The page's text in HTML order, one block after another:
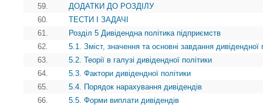
59.
ДОДАТКИ ДО РОЗДІЛУ
60.
ТЕСТИ І ЗАДАЧІ
61.
Розділ 5 Дивідендна політика підприємств
62.
5.1. Зміст, значення та основні завдання дивідендної
63.
5.2. Теорії в галузі дивідендної політики
64.
5.3. Фактори дивідендної політики
65.
5.4. Порядок нарахування дивідендів
66.
5.5. Форми виплати дивідендів